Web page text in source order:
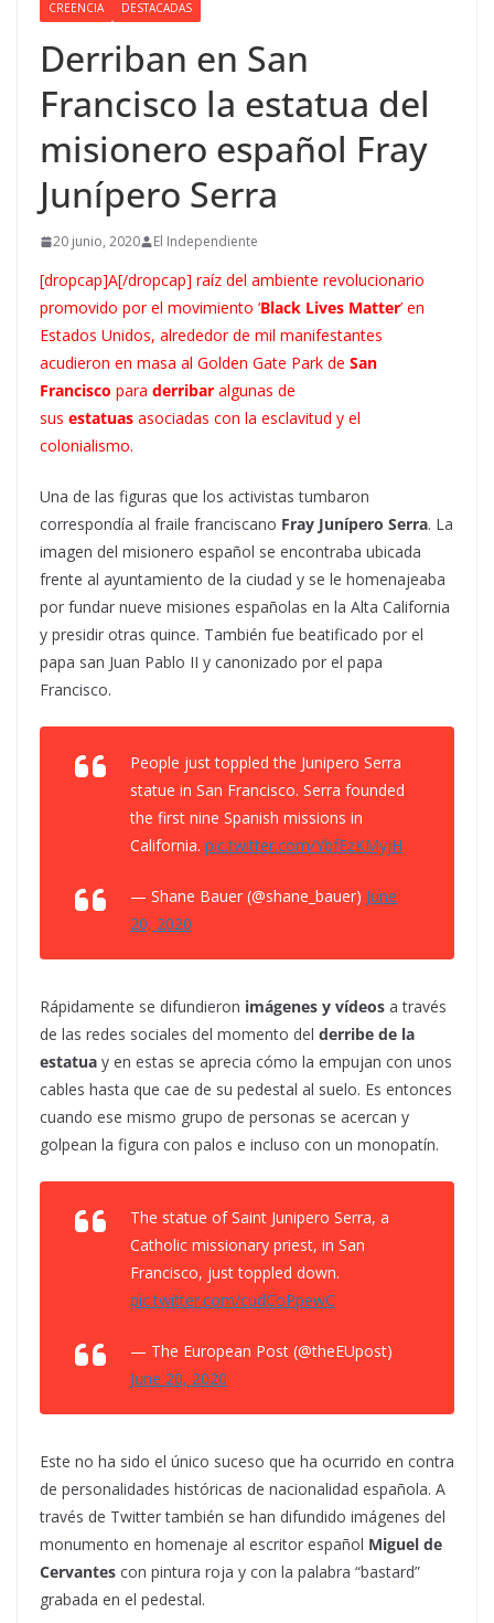
CREENCIA DESTACADAS
Derriban en San
Francisco la estatua del
misionero español Fray
Junípero Serra
20 junio, 2020 El Independiente
[dropcap]A[/dropcap] raíz del ambiente revolucionario
promovido por el movimiento ‘Black Lives Matter’ en
Estados Unidos, alrededor de mil manifestantes
acudieron en masa al Golden Gate Park de San
Francisco para derribar algunas de
sus estatuas asociadas con la esclavitud y el
colonialismo.
Una de las figuras que los activistas tumbaron
correspondía al fraile franciscano Fray Junípero Serra. La
imagen del misionero español se encontraba ubicada
frente al ayuntamiento de la ciudad y se le homenajeaba
por fundar nueve misiones españolas en la Alta California
y presidir otras quince. También fue beatificado por el
papa san Juan Pablo II y canonizado por el papa
Francisco.
People just toppled the Junipero Serra
statue in San Francisco. Serra founded
the first nine Spanish missions in
California. pic.twitter.com/YbfEzKMyjH
— Shane Bauer (@shane_bauer) June
20, 2020
Rápidamente se difundieron imágenes y vídeos a través
de las redes sociales del momento del derribe de la
estatua y en estas se aprecia cómo la empujan con unos
cables hasta que cae de su pedestal al suelo. Es entonces
cuando ese mismo grupo de personas se acercan y
golpean la figura con palos e incluso con un monopatín.
The statue of Saint Junipero Serra, a
Catholic missionary priest, in San
Francisco, just toppled down.
pic.twitter.com/cudCoPpewC
— The European Post (@theEUpost)
June 20, 2020
Este no ha sido el único suceso que ha ocurrido en contra
de personalidades históricas de nacionalidad española. A
través de Twitter también se han difundido imágenes del
monumento en homenaje al escritor español Miguel de
Cervantes con pintura roja y con la palabra “bastard”
grabada en el pedestal.